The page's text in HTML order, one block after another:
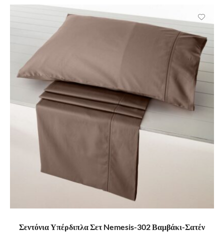
ΠΡΟΣΘΉΚΗ ΣΤΟ ΚΑΛΆΘΙ
Σεντόνια Υπέρδιπλα Σετ Nemesis-302 Βαμβάκι-Σατέν